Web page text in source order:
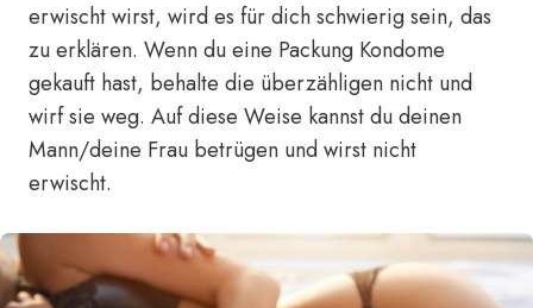
erwischt wirst, wird es für dich schwierig sein, das
zu erklären. Wenn du eine Packung Kondome
gekauft hast, behalte die überzähligen nicht und
wirf sie weg. Auf diese Weise kannst du deinen
Mann/deine Frau betrügen und wirst nicht
erwischt.